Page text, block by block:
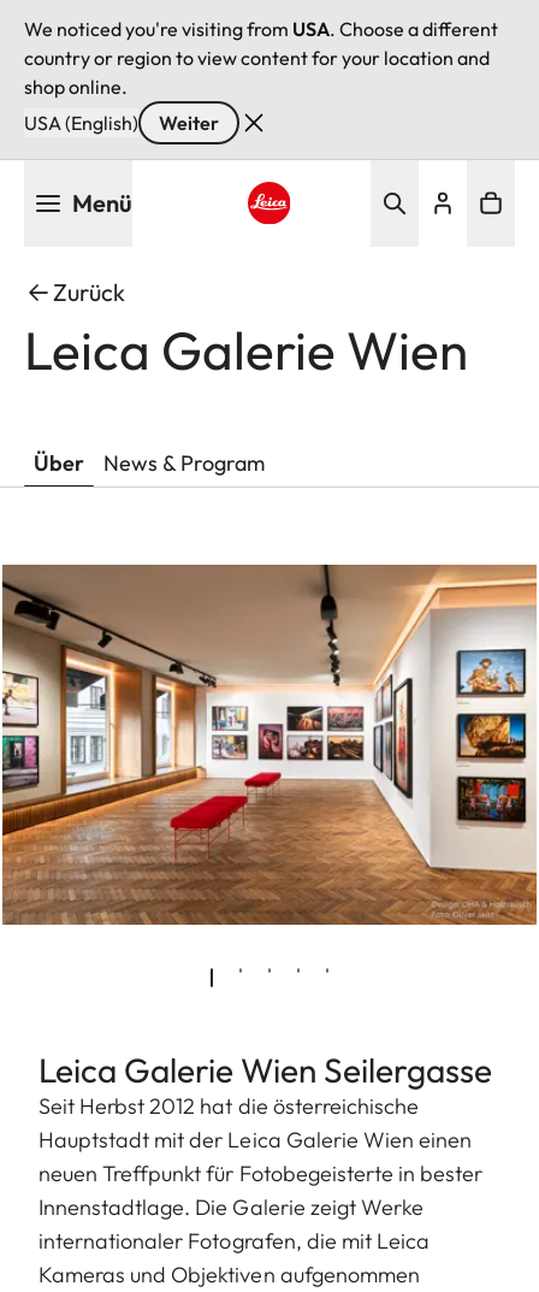
We noticed you're visiting from USA. Choose a different
country or region to view content for your location and
shop online.
USA (English)
Weiter
Menü
Zurück
Leica Galerie Wien
Über News & Program
Leica Galerie Wien Seilergasse
Seit Herbst 2012 hat die österreichische
Hauptstadt mit der Leica Galerie Wien einen
neuen Treffpunkt für Fotobegeisterte in bester
Innenstadtlage. Die Galerie zeigt Werke
internationaler Fotografen, die mit Leica
Kameras und Objektiven aufgenommen